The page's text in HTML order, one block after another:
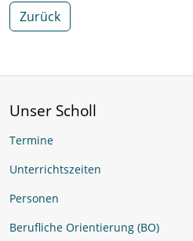
Zurück
Unser Scholl
Termine
Unterrichtszeiten
Personen
Berufliche Orientierung (BO)